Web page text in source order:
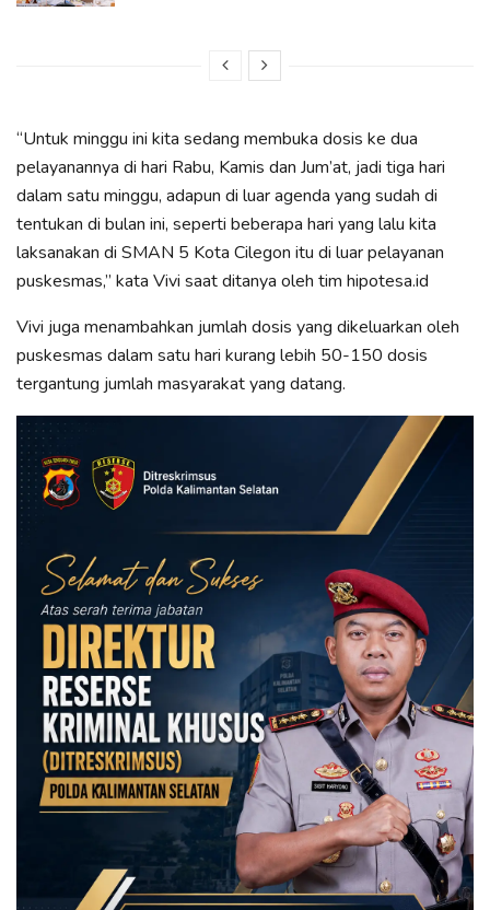
“Untuk minggu ini kita sedang membuka dosis ke dua
pelayanannya di hari Rabu, Kamis dan Jum’at, jadi tiga hari
dalam satu minggu, adapun di luar agenda yang sudah di
tentukan di bulan ini, seperti beberapa hari yang lalu kita
laksanakan di SMAN 5 Kota Cilegon itu di luar pelayanan
puskesmas,” kata Vivi saat ditanya oleh tim hipotesa.id
Vivi juga menambahkan jumlah dosis yang dikeluarkan oleh
puskesmas dalam satu hari kurang lebih 50-150 dosis
tergantung jumlah masyarakat yang datang.